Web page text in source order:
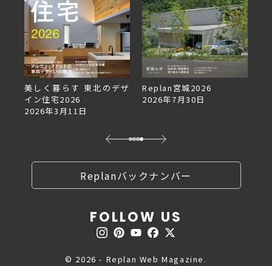
美しく暮らす 東北のデザ
イン住宅2026
2026年3月11日
Replan宮城2026
2026年7月30日
Replanバックナンバー
FOLLOW US
© 2026 - Replan Web Magazine.